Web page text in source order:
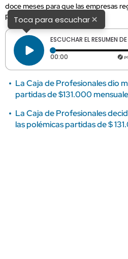
doce meses para que las empresas
pendientes.
Toca para escuchar×
ESCUCHAR EL RESUMEN
00:00 Tiempo
La Caja de Profesionales dio
partidas de $131.000
La Caja de Profesionales
las polémicas partidas de $